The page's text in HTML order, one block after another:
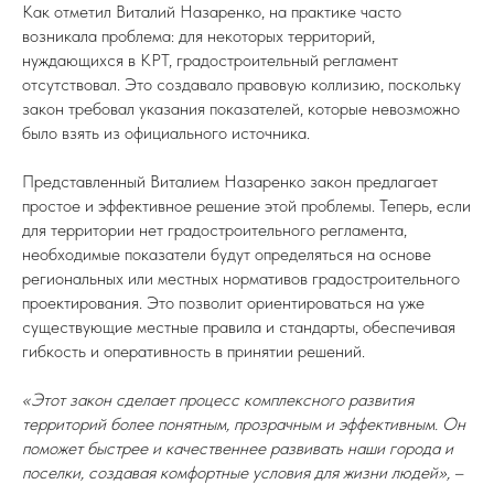
Как отметил Виталий Назаренко, на практике часто
возникала проблема: для некоторых территорий,
нуждающихся в КРТ, градостроительный регламент
отсутствовал. Это создавало правовую коллизию, поскольку
закон требовал указания показателей, которые невозможно
было взять из официального источника.
Представленный Виталием Назаренко закон предлагает
простое и эффективное решение этой проблемы. Теперь, если
для территории нет градостроительного регламента,
необходимые показатели будут определяться на основе
региональных или местных нормативов градостроительного
проектирования. Это позволит ориентироваться на уже
существующие местные правила и стандарты, обеспечивая
гибкость и оперативность в принятии решений.
«Этот закон сделает процесс комплексного развития
территорий более понятным, прозрачным и эффективным. Он
поможет быстрее и качественнее развивать наши города и
поселки, создавая комфортные условия для жизни людей», –